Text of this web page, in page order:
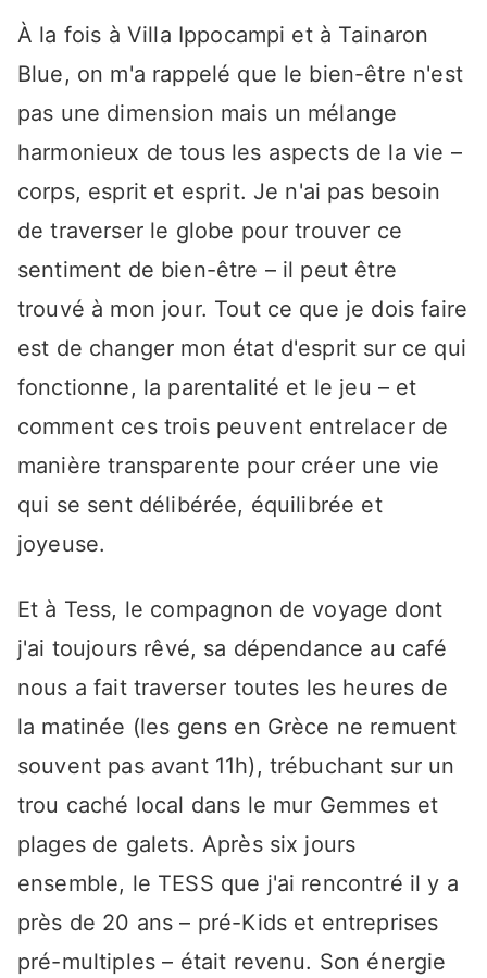
À la fois à Villa Ippocampi et à Tainaron
Blue, on m'a rappelé que le bien-être n'est
pas une dimension mais un mélange
harmonieux de tous les aspects de la vie –
corps, esprit et esprit. Je n'ai pas besoin
de traverser le globe pour trouver ce
sentiment de bien-être – il peut être
trouvé à mon jour. Tout ce que je dois faire
est de changer mon état d'esprit sur ce qui
fonctionne, la parentalité et le jeu – et
comment ces trois peuvent entrelacer de
manière transparente pour créer une vie
qui se sent délibérée, équilibrée et
joyeuse.
Et à Tess, le compagnon de voyage dont
j'ai toujours rêvé, sa dépendance au café
nous a fait traverser toutes les heures de
la matinée (les gens en Grèce ne remuent
souvent pas avant 11h), trébuchant sur un
trou caché local dans le mur Gemmes et
plages de galets. Après six jours
ensemble, le TESS que j'ai rencontré il y a
près de 20 ans – pré-Kids et entreprises
pré-multiples – était revenu. Son énergie